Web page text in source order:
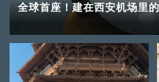
全球首座！建在西安机场里